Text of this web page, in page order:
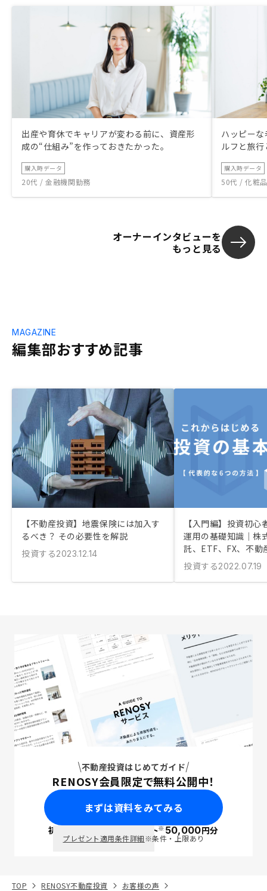
出産や育休でキャリアが変わる前に、資産形
成の“仕組み”を作っておきたかった。
購入時データ
20代 / 金融機関勤務
ハッピー
ルフと旅
購入時データ
50代 / 化粧
オーナーインタビューを
もっと見る
編集部おすすめ記事
MAGAZINE
【不動産投資】地震保険には加入す
るべき？ その必要性を解説
投資する2023.12.14
【入門編】投資初
運用の基礎知識｜株
託、ETF、FX、不
投資する2022.07.19
不動産投資はじめてガイド
RENOSY会員限定で無料公開中！
まずは資料をみてみる
初回面談で ポイント※50,000円分
プレゼント適用条件詳細※条件・上限あり
TOP RENOSY不動産投資
お客様の声